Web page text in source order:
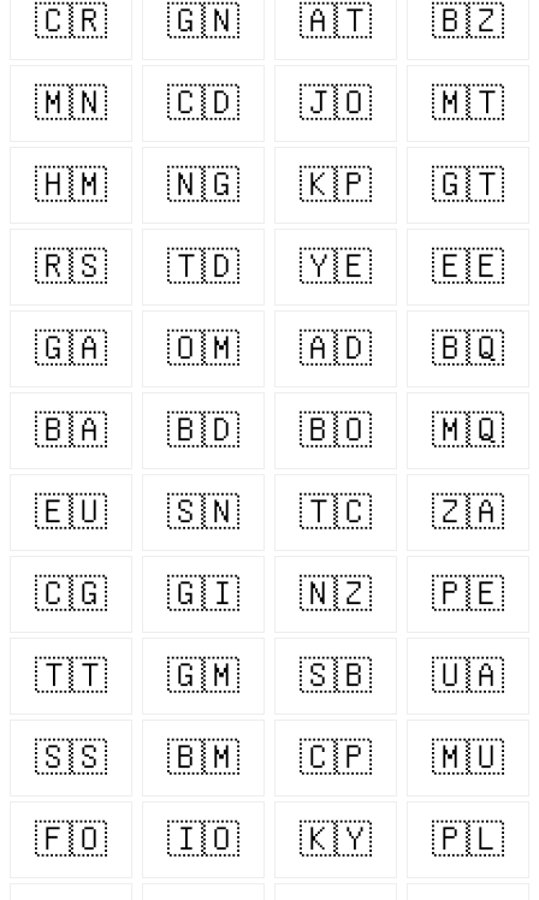
🇨🇷 🇬🇳 🇦🇹 🇧🇿
🇲🇳 🇨🇩 🇯🇴 🇲🇹
🇭🇲 🇳🇬 🇰🇵 🇬🇹
🇷🇸 🇹🇩 🇾🇪 🇪🇪
🇬🇦 🇴🇲 🇦🇩 🇧🇶
🇧🇦 🇧🇩 🇧🇴 🇲🇶
🇪🇺 🇸🇳 🇹🇨 🇿🇦
🇨🇬 🇬🇮 🇳🇿 🇵🇪
🇹🇹 🇬🇲 🇸🇧 🇺🇦
🇸🇸 🇧🇲 🇨🇵 🇲🇺
🇫🇴 🇮🇴 🇰🇾 🇵🇱